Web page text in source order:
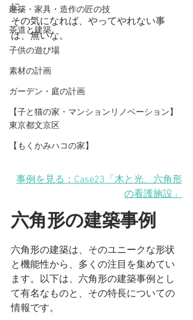
建築・家具・造作の匠の技
茶道と建築
子供の遊び場
素材の計画
ガーデン・庭の計画
【子と猫の家・マンションリノベーション】
東京都文京区
【もくかみハコの家】
に。
その気になれば、やってやれない事
は、無いな。
事例を見る：Case23「木と光、六角形
の看護施設」
六角形の建築事例
六角形の建築は、そのユニークな形状
と機能性から、多くの注目を集めてい
ます。以下は、六角形の建築事例とし
て有名なものと、その特長についての
情報です。